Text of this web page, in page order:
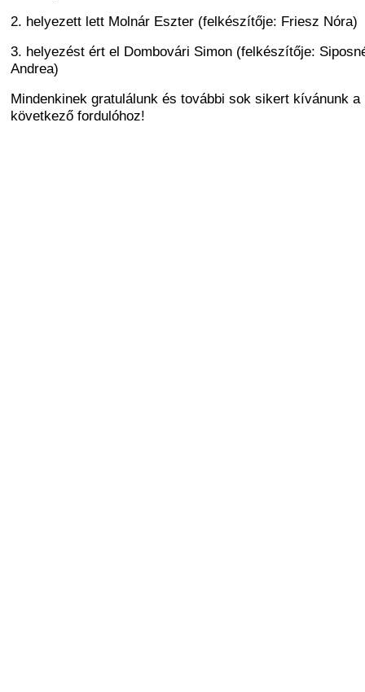
2. helyezett lett Molnár Eszter (felkészítője: Friesz Nóra)
3. helyezést ért el Dombovári Simon (felkészítője:
Andrea)
Mindenkinek gratulálunk és további sok sikert kívánunk a
következő fordulóhoz!